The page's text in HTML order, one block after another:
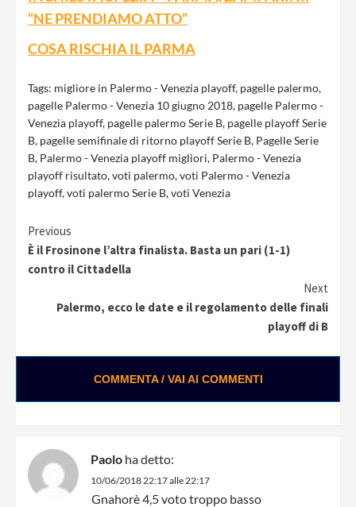
“NE PRENDIAMO ATTO”
COSA RISCHIA IL PARMA
Tags: migliore in Palermo - Venezia playoff, pagelle palermo,
pagelle Palermo - Venezia 10 giugno 2018, pagelle Palermo -
Venezia playoff, pagelle palermo Serie B, pagelle playoff Serie
B, pagelle semifinale di ritorno playoff Serie B, Pagelle Serie
B, Palermo - Venezia playoff migliori, Palermo - Venezia
playoff risultato,voti palermo,voti Palermo - Venezia
playoff,voti palermo Serie B,voti Venezia
Continue
Reading
Previous
È il Frosinone l’altra finalista. Basta un pari (1-1)
contro il Cittadella
Next
Palermo, ecco le date e il regolamento delle finali
playoff di B
COMMENTA / VAI AI COMMENTI
Paolo ha detto:
10/06/2018 22:17 alle 22:17
Gnahorè 4,5 voto troppo basso